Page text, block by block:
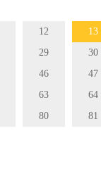
12 13
29 30
46 47
63 64
80 81